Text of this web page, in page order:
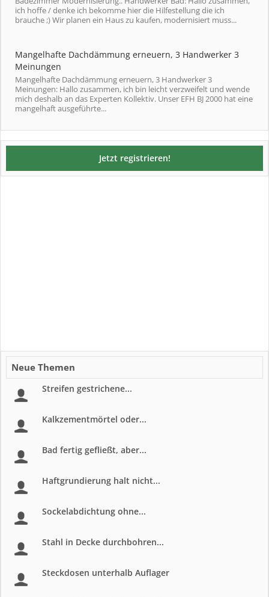
ich hoffe / denke ich bekomme hier die Hilfestellung die ich
brauche ;) Wir planen ein Haus zu kaufen, modernisiert muss...
Mangelhafte Dachdämmung erneuern, 3 Handwerker 3
Meinungen
Mangelhafte Dachdämmung erneuern, 3 Handwerker 3
Meinungen: Hallo zusammen, ich bin leicht verzweifelt und wende
mich deshalb an das Experten Kollektiv. Unser EFH BJ 2000 hat eine
mangelhaft ausgeführte...
Jetzt registrieren!
Neue Themen
Streifen gestrichene...
Kalkzementmörtel oder...
Bad fertig gefließt, aber...
Haftgrundierung halt nicht...
Sockelabdichtung ohne...
Stahl in Decke durchbohren...
Steckdosen unterhalb Auflager